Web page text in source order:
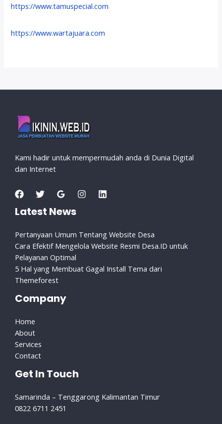
https://www.tamuspecial.com
https://www.wartajuara.com
Kami hadir untuk mempermudah anda di Dunia Digital
dan Internet
Latest News
Pertanyaan Umum Tentang Website Desa
Cara Efektif Mengelola Website Resmi Desa.ID untuk
Pelayanan Optimal
5 Hal yang Membuat Gagal Install Tema dari
Themeforest
Company
Home
About
Services
Contact
Get In Touch
Samarinda – Tenggarong Kalimantan Timur
0822 6711 2451